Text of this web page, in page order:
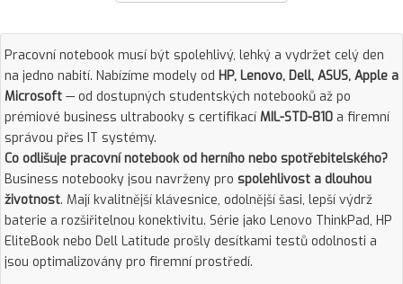
Pracovní notebook musí být spolehlivý, lehký a vydržet celý den
na jedno nabití. Nabízíme modely od HP, Lenovo, Dell, ASUS, Apple a
Microsoft — od dostupných studentských notebooků až po
prémiové business ultrabooky s certifikací MIL-STD-810 a firemní
správou přes IT systémy.
Co odlišuje pracovní notebook od herního nebo spotřebitelského?
Business notebooky jsou navrženy pro spolehlivost a dlouhou
životnost. Mají kvalitnější klávesnice, odolnější šasi, lepší výdrž
baterie a rozšiřitelnou konektivitu. Série jako Lenovo ThinkPad, HP
EliteBook nebo Dell Latitude prošly desítkami testů odolnosti a
jsou optimalizovány pro firemní prostředí.